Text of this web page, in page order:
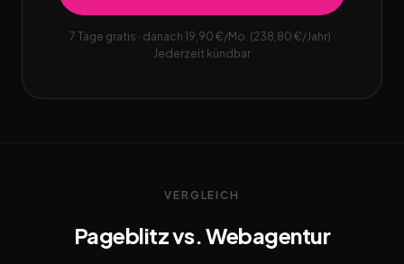
7 Tage gratis · danach 19,90 €/Mo. (238,80 €/Jahr) ·
Jederzeit kündbar
VERGLEICH
Pageblitz vs. Webagentur